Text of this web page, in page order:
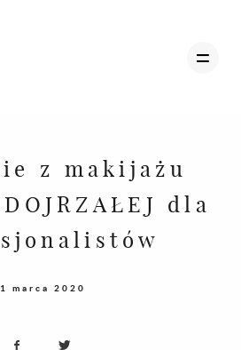
OFERTA
SZKOLENIA
BLOG
z makijażu
dla
1 marca 2020